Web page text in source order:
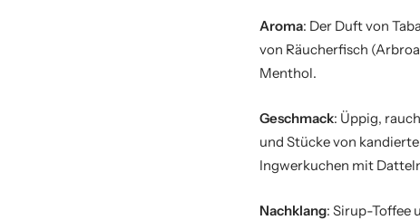
Aroma: Der Duft von
von Räucherfisch
Menthol.
Geschmack: Üppig,
und Stücke von
Ingwerkuchen mit
Nachklang: Sirup-Toffee